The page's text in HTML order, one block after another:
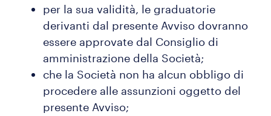
per la sua validità, le graduatorie
derivanti dal presente Avviso dovranno
essere approvate dal Consiglio di
amministrazione della Società;
che la Società non ha alcun obbligo di
procedere alle assunzioni oggetto del
presente Avviso;